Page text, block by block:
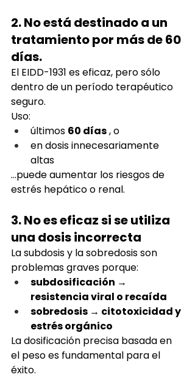
2. No está destinado a un
tratamiento por más de 60
días.
El EIDD-1931 es eficaz, pero sólo
dentro de un período terapéutico
seguro.
Uso:
últimos 60 días, o
en dosis innecesariamente
altas
…puede aumentar los riesgos de
estrés hepático o renal.
3. No es eficaz si se utiliza
una dosis incorrecta
La subdosis y la sobredosis son
problemas graves porque:
subdosificación →
resistencia viral o recaída
sobredosis → citotoxicidad y
estrés orgánico
La dosificación precisa basada en
el peso es fundamental para el
éxito.